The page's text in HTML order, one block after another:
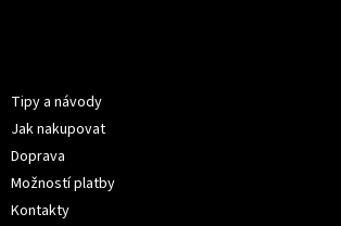
Tipy a návody
Jak nakupovat
Doprava
Možností platby
Kontakty